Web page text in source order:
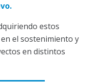
estos
el sostenimiento y
en distintos